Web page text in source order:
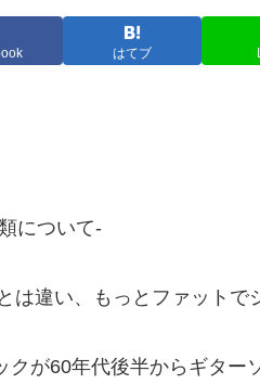
はてブ
について-
は違い、もっとファットで
クが60年代後半からギター